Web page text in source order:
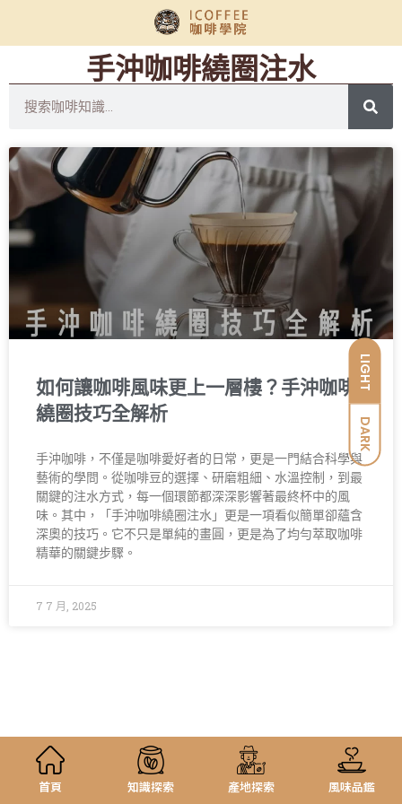
LIGHT
DARK
手沖咖啡繞圈注水
如何讓咖啡風味更上一層樓？手沖咖啡
繞圈技巧全解析
手沖咖啡，不僅是咖啡愛好者的日常，更是一門結合科學與
藝術的學問。從咖啡豆的選擇、研磨粗細、水溫控制，到最
關鍵的注水方式，每一個環節都深深影響著最終杯中的風
味。其中，「手沖咖啡繞圈注水」更是一項看似簡單卻蘊含
深奧的技巧。它不只是單純的畫圓，更是為了均勻萃取咖啡
精華的關鍵步驟。
7 7 月, 2025
首頁 知識探索 產地探索 風味品鑑